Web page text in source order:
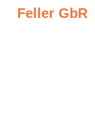
Feller GbR